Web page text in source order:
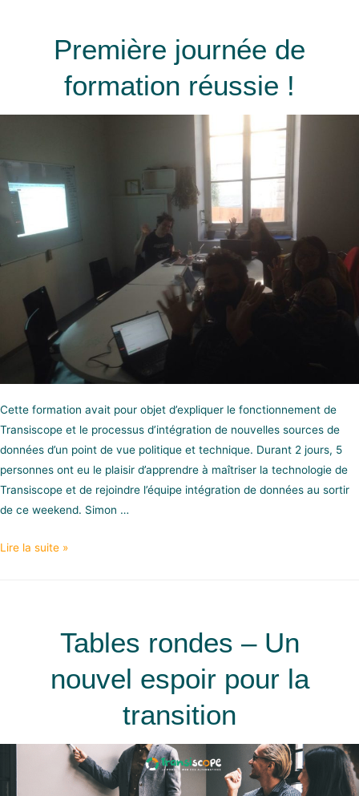
Première journée de
formation réussie !
Cette formation avait pour objet d’expliquer le fonctionnement de
Transiscope et le processus d’intégration de nouvelles sources de
données d’un point de vue politique et technique. Durant 2 jours, 5
personnes ont eu le plaisir d’apprendre à maîtriser la technologie de
Transiscope et de rejoindre l’équipe intégration de données au sortir
de ce weekend. Simon …
Lire la suite »
Tables rondes – Un
nouvel espoir pour la
transition